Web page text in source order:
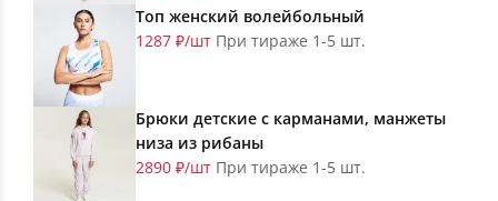
Топ женский волейбольный
1287 ₽/шт При тираже 1-5 шт.
Брюки детские с карманами, манжеты
низа из рибаны
2890 ₽/шт При тираже 1-5 шт.